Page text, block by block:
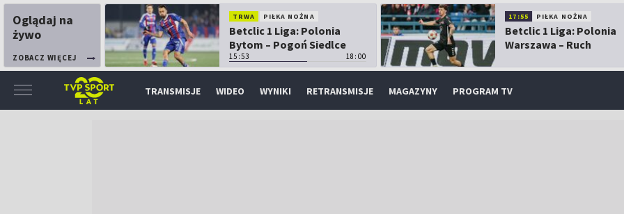
Oglądaj na
żywo
ZOBACZ WIĘCEJ
TRWA PIŁKA NOŻNA
Betclic 1 Liga: Polonia
Bytom – Pogoń Siedlce
15:53 18:00
17:55 PIŁKA NOŻNA
Betclic 1 Liga: Polonia
Warszawa – Ruch
TRANSMISJE WIDEO WYNIKI RETRANSMISJE MAGAZYNY PROGRAM TV